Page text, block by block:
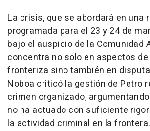
La crisis, que se abordará en una
programada para el 23 y 24 de
bajo el auspicio de la Comunidad
concentra no solo en aspectos
fronteriza sino también en
Noboa criticó la gestión de Petro
crimen organizado,
no ha actuado con suficiente
la actividad criminal en la frontera.